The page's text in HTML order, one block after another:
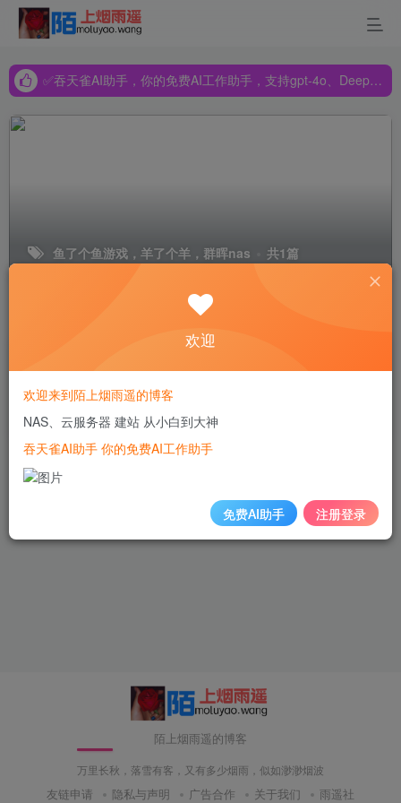
✅吞天雀AI助手，你的免费AI工作助手，支持gpt-4o、DeepSeek、Claude🔥🔥🔥🔥
✅吞天雀AI助手，你的免费AI工作助手，支持gpt-4o、DeepSeek、Claude🔥🔥🔥🔥
鱼了个鱼游戏，羊了个羊，群晖nas 共1篇
评论
别玩羊了个羊了，NAS+Docker+Frpc
纯享版鱼了个鱼来了，从此通关不是事
4年前
陌上烟雨遥的博客
万里长秋，落雪有客，又有多少烟雨，似如渺渺烟波
友链申请 隐私与声明 广告合作 关于我们 雨遥社
欢迎
欢迎来到陌上烟雨遥的博客
NAS、云服务器 建站 从小白到大神
吞天雀AI助手 你的免费AI工作助手
免费AI助手 注册登录